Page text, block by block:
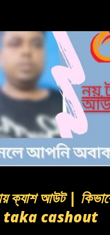
ক্যাশ আউট |
taka cashout